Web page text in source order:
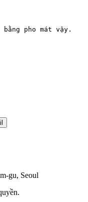
bằng pho mát vậy.
gu, Seoul